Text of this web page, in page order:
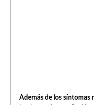
Además de los síntomas